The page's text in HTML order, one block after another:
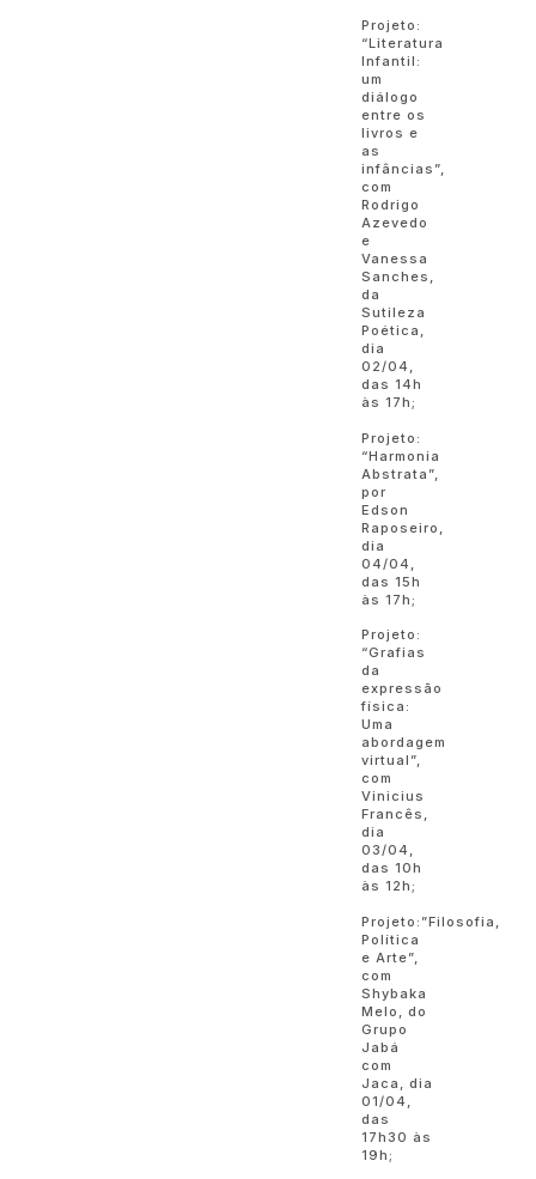
Projeto:
“Literatura
Infantil:
um
diálogo
entre os
livros e
as
infâncias”,
com
Rodrigo
Azevedo
e
Vanessa
Sanches,
da
Sutileza
Poética,
dia
02/04,
das 14h
às 17h;
Projeto:
“Harmonia
Abstrata”,
por
Edson
Raposeiro,
dia
04/04,
das 15h
às 17h;
Projeto:
“Grafias
da
expressão
física:
Uma
abordagem
virtual”,
com
Vinicius
Francês,
dia
03/04,
das 10h
às 12h;
Projeto:”Filosofia,
Política
e Arte”,
com
Shybaka
Melo, do
Grupo
Jabá
com
Jaca, dia
01/04,
das
17h30 às
19h;